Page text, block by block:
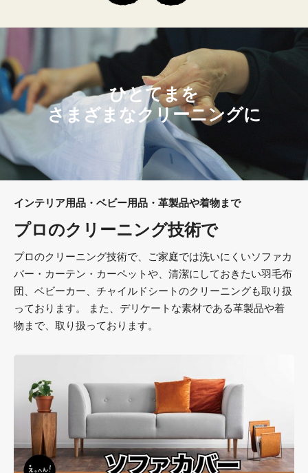
ひとてまを
さまざまなクリーニングに
インテリア用品・ベビー用品・革製品や着物まで
プロのクリーニング技術で
プロのクリーニング技術で、ご家庭では洗いにくいソファカ
バー・カーテン・カーペットや、清潔にしておきたい羽毛布
団、ベビーカー、チャイルドシートのクリーニングも取り扱
っております。 また、デリケートな素材である革製品や着
物まで、取り扱っております。